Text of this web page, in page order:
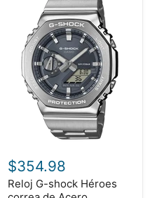
G-
shock
Héroes
correa
$354.98
Reloj G-shock Héroes